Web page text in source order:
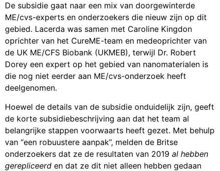
De subsidie gaat naar een mix van doorgewinterde
ME/cvs-experts en onderzoekers die nieuw zijn op dit
gebied. Lacerda was samen met Caroline Kingdon
oprichter van het CureME-team en medeoprichter van
de UK ME/CFS Biobank (UKMEB), terwijl Dr. Robert
Dorey een expert op het gebied van nanomaterialen is
die nog niet eerder aan ME/cvs-onderzoek heeft
deelgenomen.
Hoewel de details van de subsidie onduidelijk zijn, geeft
de korte subsidiebeschrijving aan dat het team al
belangrijke stappen voorwaarts heeft gezet. Met behulp
van “een robuustere aanpak”, melden de Britse
onderzoekers dat ze de resultaten van 2019 al hebben
gerepliceerd en dat ze dit niet alleen hebben gedaan